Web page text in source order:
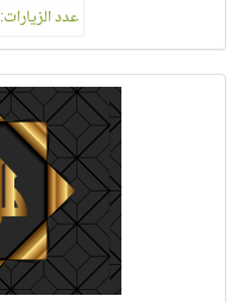
عدد الزيارات: